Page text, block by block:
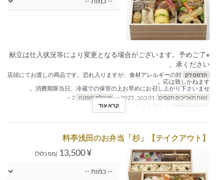
※献立は仕入状況等により変更となる場合がございます。予めご了
承ください。
הדפס דק 店頭にてお渡しの商品です。恐れ入りますが、食材アレルギーの対
応は致しかねます。
消費期限当日、冷蔵での保管の上お早めにお召し上がり下さいませ。
טווח תאריכים תקפים
מגבלת הזמנה
קטגוריית מקום
קרא עוד
【テイクアウト】料亭浅田のお弁当「杉」
¥ 13,500 (מס כלול)